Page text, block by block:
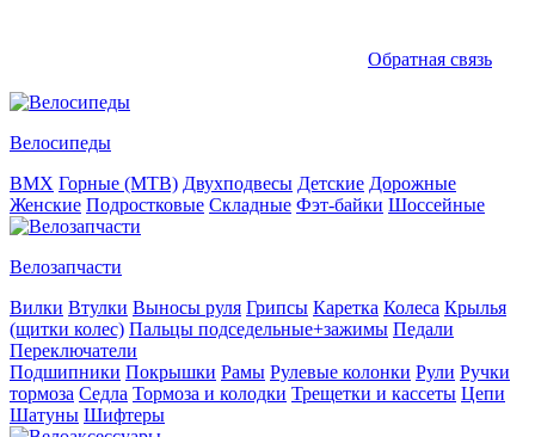
Обратная связь
Велосипеды
BMX Горные (MTB) Двухподвесы Детские Дорожные
Женские Подростковые Складные Фэт-байки Шоссейные
Велозапчасти
Вилки Втулки Выносы руля Грипсы Каретка Колеса Крылья
(щитки колес) Пальцы подседельные+зажимы Педали
Переключатели
Подшипники Покрышки Рамы Рулевые колонки Рули Ручки
тормоза Седла Тормоза и колодки Трещетки и кассеты Цепи
Шатуны Шифтеры